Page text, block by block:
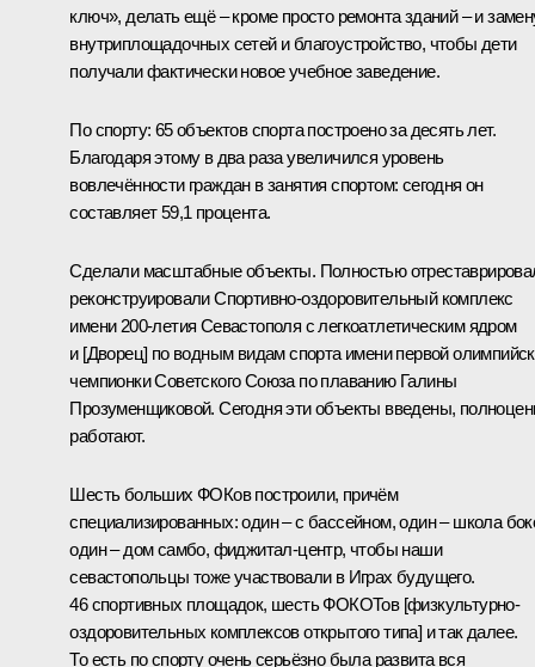
ключ», делать ещё – кроме просто ремонта зданий – и
внутриплощадочных сетей и благоустройство, чтобы дети
получали фактически новое учебное заведение.
По спорту: 65 объектов спорта построено за десять лет.
Благодаря этому в два раза увеличился уровень
вовлечённости граждан в занятия спортом: сегодня он
составляет 59,1 процента.
Сделали масштабные объекты. Полностью
реконструировали Спортивно-оздоровительный комплекс
имени 200-летия Севастополя с легкоатлетическим ядром
и [Дворец] по водным видам спорта имени первой
чемпионки Советского Союза по плаванию Галины
Прозуменщиковой. Сегодня эти объекты введены,
работают.
Шесть больших ФОКов построили, причём
специализированных: один – с бассейном, один – школа
один – дом самбо, фиджитал-центр, чтобы наши
севастопольцы тоже участвовали в Играх будущего.
46 спортивных площадок, шесть ФОКОТов [физкультурно-
оздоровительных комплексов открытого типа] и так далее.
То есть по спорту очень серьёзно была развита вся